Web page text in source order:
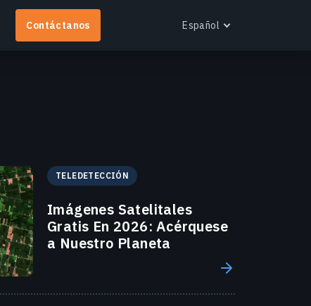
informes analíticos personalizados con
avanzada para cualquier industria.
información
Contáctanos Español
TELEDETECCIÓN
Imágenes Satelitales
Gratis En 2026: Acérquese
a Nuestro Planeta